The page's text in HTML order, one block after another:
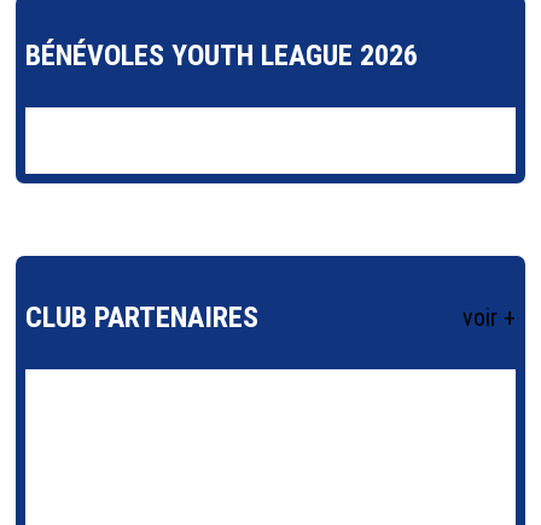
BÉNÉVOLES YOUTH LEAGUE 2026
CLUB PARTENAIRES voir +